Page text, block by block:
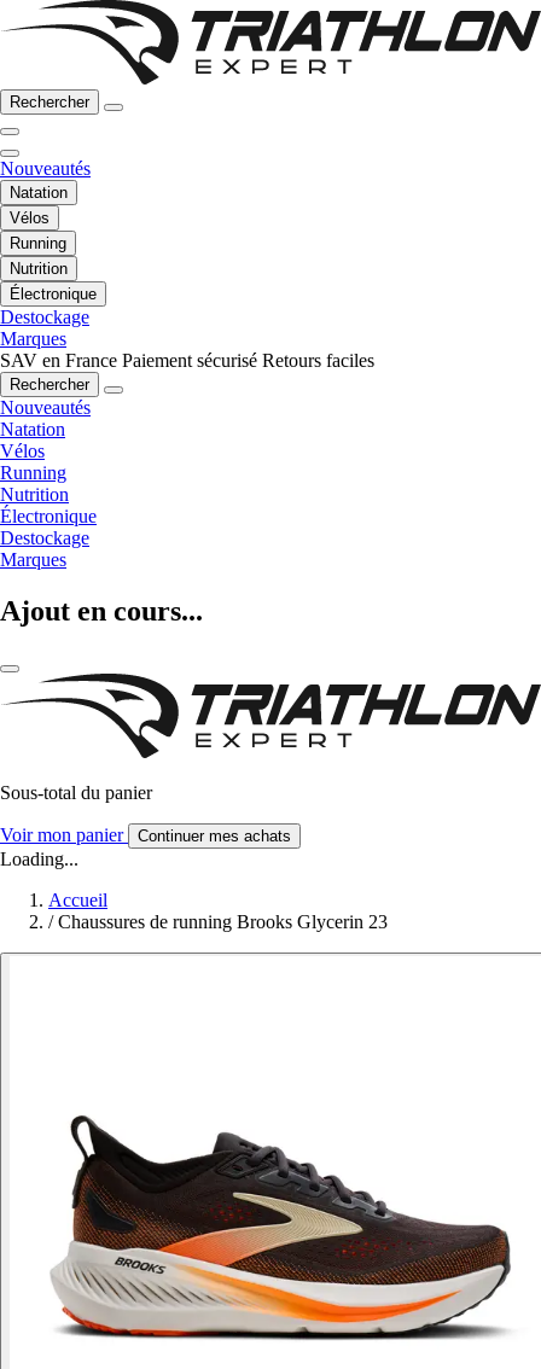
Rechercher
Nouveautés
Natation
Vélos
Running
Nutrition
Électronique
Destockage
Marques
SAV en France Paiement sécurisé Retours faciles
Rechercher
Nouveautés
Natation
Vélos
Running
Nutrition
Électronique
Destockage
Marques
Ajout en cours...
Sous-total du panier
Voir mon panier Continuer mes achats
Loading...
Accueil
/ Chaussures de running Brooks Glycerin 23